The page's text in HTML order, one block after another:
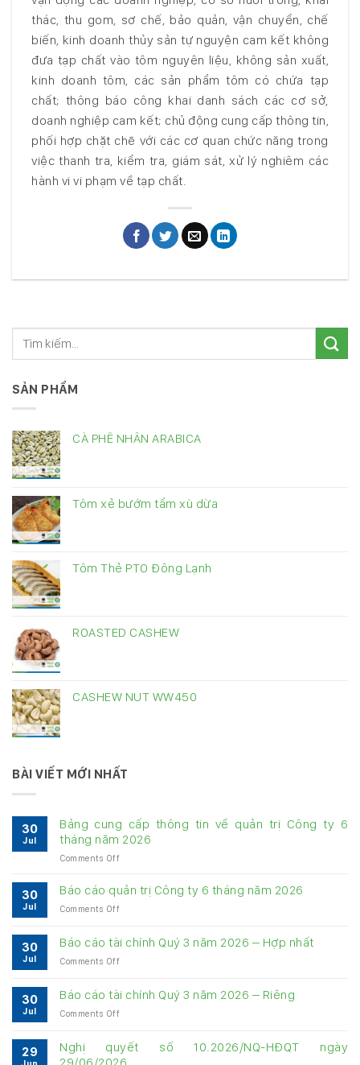
thác, thu gom, sơ chế, bảo quản, vận chuyển, chế
biến, kinh doanh thủy sản tự nguyện cam kết không
đưa tạp chất vào tôm nguyên liệu, không sản xuất,
kinh doanh tôm, các sản phẩm tôm có chứa tạp
chất; thông báo công khai danh sách các cơ sở,
doanh nghiệp cam kết; chủ động cung cấp thông tin,
phối hợp chặt chẽ với các cơ quan chức năng trong
việc thanh tra, kiểm tra, giám sát, xử lý nghiêm các
hành vi vi phạm về tạp chất.
SẢN PHẨM
CÀ PHÊ NHÂN ARABICA
Tôm xẻ bướm tẩm xù dừa
Tôm Thẻ PTO Đông Lạnh
ROASTED CASHEW
CASHEW NUT WW450
BÀI VIẾT MỚI NHẤT
30
Jul
Bảng cung cấp thông tin về quản trị Công ty 6
tháng năm 2026
Comments Offon
cung
cấp
về
ty
6
2026
30
Jul
Báo cáo quản trị Công ty 6 tháng năm 2026
Comments Offon
quản
trị
ty
2026
30
Jul
Báo cáo tài chính Quý 3 năm 2026 – Hợp nhất
Comments Offon
tài
chính
3
năm
30
Jul
Báo cáo tài chính Quý 3 năm 2026 – Riêng
Comments Offon
cáo
tài
29
Nghị quyết số 10.2026/NQ-HĐQT ngày